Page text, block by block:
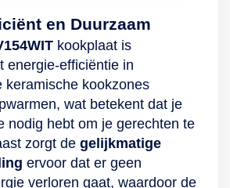
en Duurzaam
kookplaat is
energie-efficiëntie in
keramische kookzones
wat betekent dat je
nodig hebt om je gerechten te
zorgt de gelijkmatige
ervoor dat er geen
verloren gaat, waardoor de